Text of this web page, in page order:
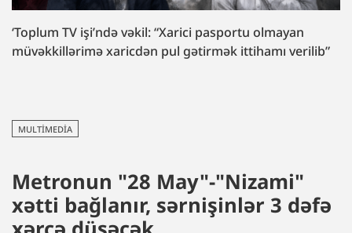
‘Toplum TV işi’ndə vəkil: “Xarici pasportu olmayan
müvəkkillərimə xaricdən pul gətirmək ittihamı verilib”
MULTIMEDIA
Metronun "28 May"-"Nizami"
xətti bağlanır, sərnişinlər 3 dəfə